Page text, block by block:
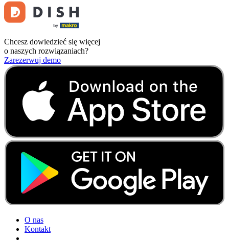
Chcesz dowiedzieć się więcej
o naszych rozwiązaniach?
Zarezerwuj demo
O nas
Kontakt